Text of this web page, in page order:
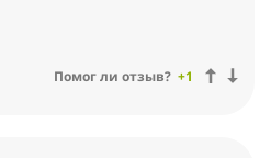
Помог ли отзыв? +1